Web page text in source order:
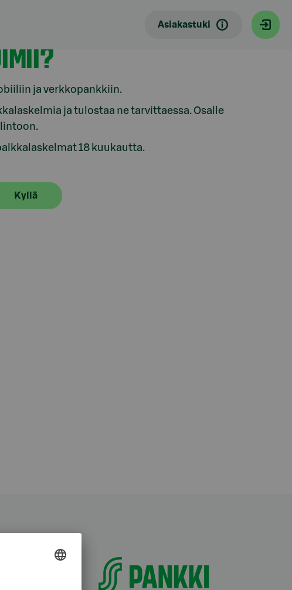
Asiakastuki
ja verkkopankkiin.
ja tulostaa ne tarvittaessa. Osalle
18 kuukautta.
Kyllä